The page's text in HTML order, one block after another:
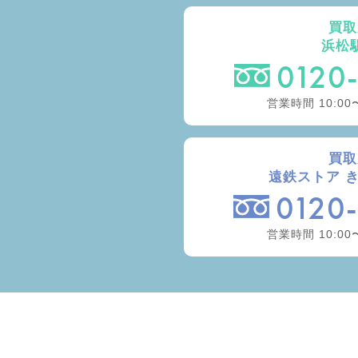
買
浜松
営業時間 10:00
買
遠鉄ストア
営業時間 10:00